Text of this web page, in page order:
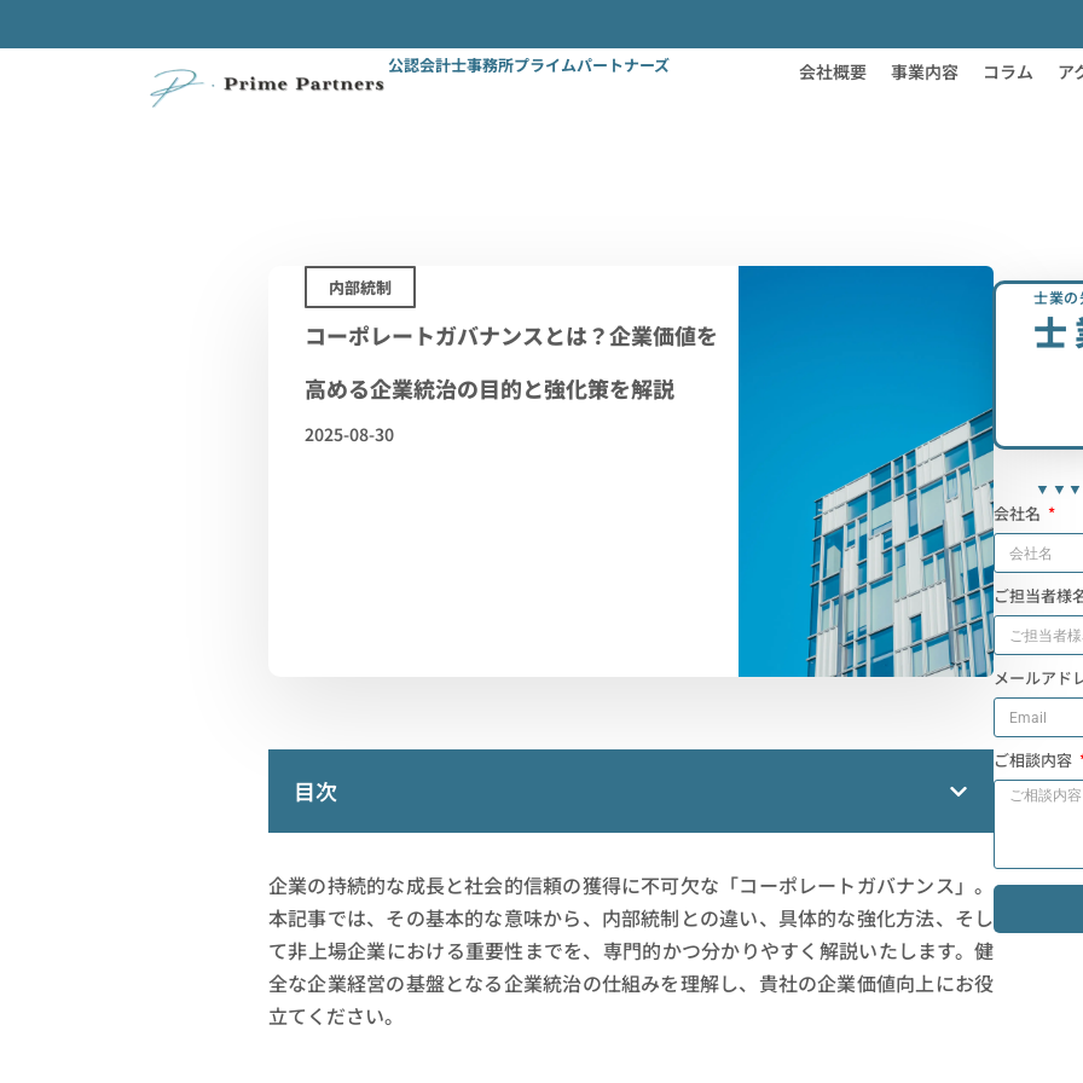
公認会計士事務所プライムパートナーズ 会社概要 事業内容 コラム ア
内部統制
コーポレートガバナンスとは？企業価値を
高める企業統治の目的と強化策を解説
2025-08-30
目次
企業の持続的な成長と社会的信頼の獲得に不可欠な「コーポレートガバナンス」。
本記事では、その基本的な意味から、内部統制との違い、具体的な強化方法、そし
て非上場企業における重要性までを、専門的かつ分かりやすく解説いたします。健
全な企業経営の基盤となる企業統治の仕組みを理解し、貴社の企業価値向上にお役
立てください。
士業の
▼▼▼
会社名
ご担当者様
メールアド
ご相談内容